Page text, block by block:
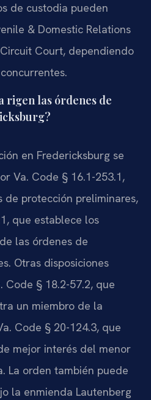
de custodia pueden
& Domestic Relations
Court, dependiendo
rigen las órdenes de
en Fredericksburg se
Va. Code § 16.1-253.1,
de protección preliminares,
que establece los
las órdenes de
Otras disposiciones
Code § 18.2-57.2, que
un miembro de la
Code § 20-124.3, que
mejor interés del menor
La orden también puede
la enmienda Lautenberg